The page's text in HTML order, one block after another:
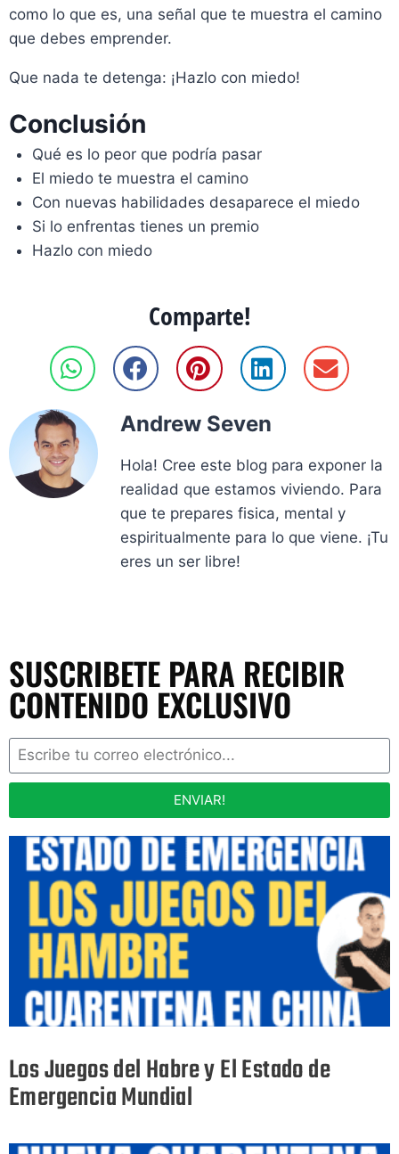
como lo que es, una señal que te muestra el camino
que debes emprender.
Que nada te detenga: ¡Hazlo con miedo!
Conclusión
Qué es lo peor que podría pasar
El miedo te muestra el camino
Con nuevas habilidades desaparece el miedo
Si lo enfrentas tienes un premio
Hazlo con miedo
Comparte!
Andrew Seven
Hola! Cree este blog para exponer la
realidad que estamos viviendo. Para
que te prepares fisica, mental y
espiritualmente para lo que viene. ¡Tu
eres un ser libre!
SUSCRIBETE PARA RECIBIR
CONTENIDO EXCLUSIVO
ENVIAR!
Los Juegos del Habre y El Estado de
Emergencia Mundial